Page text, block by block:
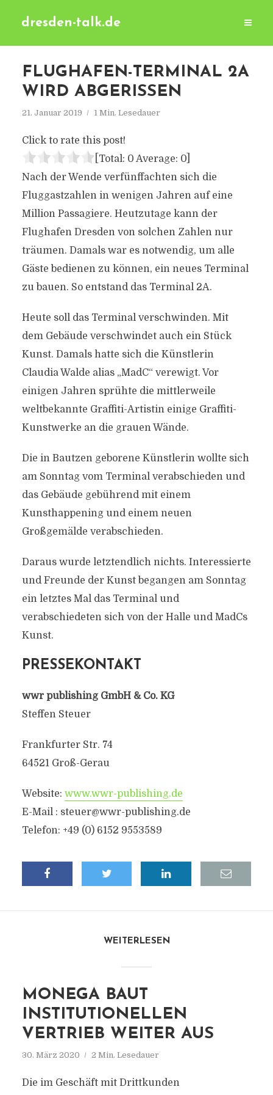
dresden-talk.de
FLUGHAFEN-TERMINAL 2A
WIRD ABGERISSEN
21. Januar 2019 1 Min. Lesedauer
Click to rate this post!
[Total: 0 Average: 0]
Nach der Wende verfünffachten sich die
Fluggastzahlen in wenigen Jahren auf eine
Million Passagiere. Heutzutage kann der
Flughafen Dresden von solchen Zahlen nur
träumen. Damals war es notwendig, um alle
Gäste bedienen zu können, ein neues Terminal
zu bauen. So entstand das Terminal 2A.
Heute soll das Terminal verschwinden. Mit
dem Gebäude verschwindet auch ein Stück
Kunst. Damals hatte sich die Künstlerin
Claudia Walde alias „MadC“ verewigt. Vor
einigen Jahren sprühte die mittlerweile
weltbekannte Graffiti-Artistin einige Graffiti-
Kunstwerke an die grauen Wände.
Die in Bautzen geborene Künstlerin wollte sich
am Sonntag vom Terminal verabschieden und
das Gebäude gebührend mit einem
Kunsthappening und einem neuen
Großgemälde verabschieden.
Daraus wurde letztendlich nichts. Interessierte
und Freunde der Kunst begangen am Sonntag
ein letztes Mal das Terminal und
verabschiedeten sich von der Halle und MadCs
Kunst.
PRESSEKONTAKT
wwr publishing GmbH & Co. KG
Steffen Steuer
Frankfurter Str. 74
64521 Groß-Gerau
Website: www.wwr-publishing.de
E-Mail : steuer@wwr-publishing.de
Telefon: +49 (0) 6152 9553589
WEITERLESEN
MONEGA BAUT
INSTITUTIONELLEN
VERTRIEB WEITER AUS
30. März 2020 2 Min. Lesedauer
Die im Geschäft mit Drittkunden